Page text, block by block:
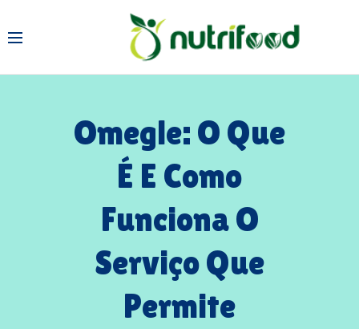
Omegle: O Que
É E Como
Funciona O
Serviço Que
Permite